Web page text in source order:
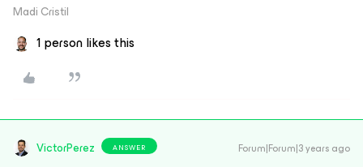
Madi Cristil
1 person likes this
VictorPerez ANSWER Forum|Forum|3 years ago